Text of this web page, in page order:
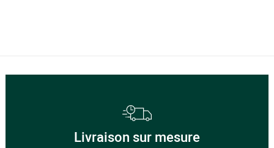
Livraison sur mesure